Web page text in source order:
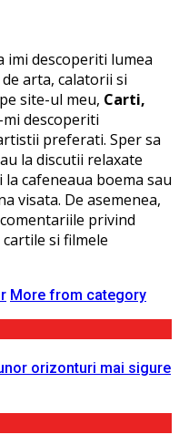
imi descoperiti lumea
arta, calatorii si
site-ul meu, Carti,
mi descoperiti
preferati. Sper sa
la discutii relaxate
cafeneaua boema sau
visata. De asemenea,
privind
si filmele
More from category
unor orizonturi mai sigure